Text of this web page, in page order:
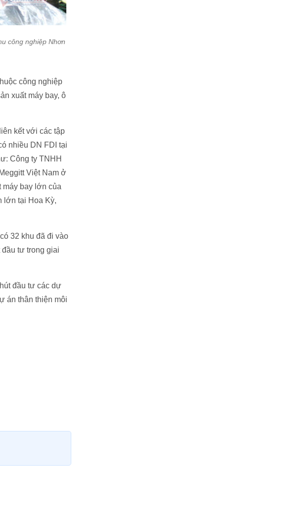
công nghiệp Nhơn
công nghiệp
xuất máy bay, ô
kết với các tập
nhiều DN FDI tại
Công ty TNHH
Việt Nam ở
máy bay lớn của
lớn tại Hoa Kỳ,
32 khu đã đi vào
tư trong giai
đầu tư các dự
án thân thiện môi